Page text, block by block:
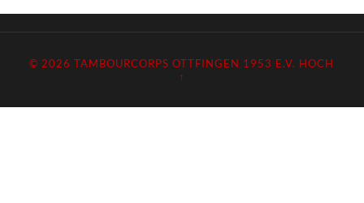
© 2026TAMBOURCORPS OTTFINGEN 1953 E.V. HOCH
↑